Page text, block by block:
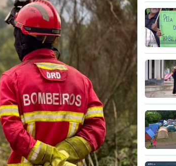
Presidente da
sobre retorno de
José Seguro pediu ao
do parlamento sobre
com votos a favor
apesar de
a defesa das fronteiras